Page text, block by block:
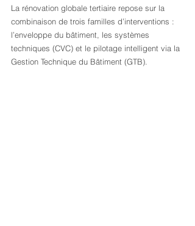
La rénovation globale tertiaire repose sur la
combinaison de trois familles d’interventions :
l’enveloppe du bâtiment, les systèmes
techniques (CVC) et le pilotage intelligent via la
Gestion Technique du Bâtiment (GTB).